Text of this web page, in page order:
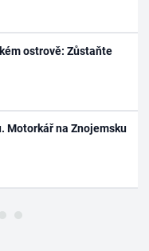
ostrově: Zůstaňte
Motorkář na Znojemsku